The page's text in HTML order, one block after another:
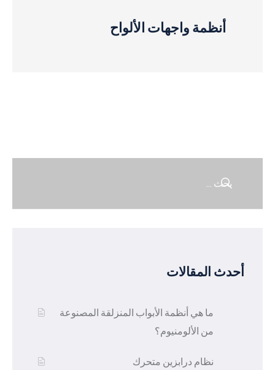
أنظمة واجهات الألواح
أحدث المقالات
ما هي أنظمة الأبواب المنزلقة المصنوعة
من الألومنيوم؟
نظام درابزين متحرك